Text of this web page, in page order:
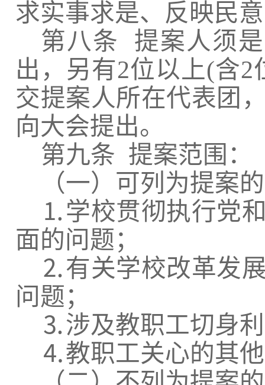
求实事求是、反映民
第八条
提案人须
出，另有2位以上(含2
交提案人所在代表团
向大会提出。
第九条 提案范围：
（一）可列为提案
⒈学校贯彻执行党
面的问题；
⒉有关学校改革发
问题；
⒊涉及教职工切身
⒋教职工关心的其